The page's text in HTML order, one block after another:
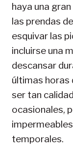
haya una
las prendas
esquivar las
incluirse una
descansar
últimas horas
ser tan
ocasionales,
temporales.